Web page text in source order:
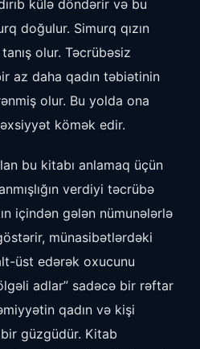
külə döndərir və bu
doğulur. Simurq qızın
olur. Təcrübəsiz
az daha qadın təbiətinin
olur. Bu yolda ona
kömək edir.
bu kitabı anlamaq üçün
verdiyi təcrübə
içindən gələn nümunələrlə
münasibətlərdəki
üst edərək oxucunu
adlar” sadəcə bir rəftar
qadın və kişi
bir güzgüdür. Kitab